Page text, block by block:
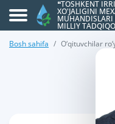
❝TOSHKENT
XO'JALIGINI
MILLIY
Bosh sahifa O‘qituvchilar